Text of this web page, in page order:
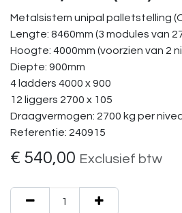
Metalsistem unipal palletstelling
Lengte: 8460mm (3 modules van
Hoogte: 4000mm (voorzien van 2
Diepte: 900mm
4 ladders 4000 x 900
12 liggers 2700 x 105
Draagvermogen: 2700 kg per
Referentie: 240915
€ 540,00 Exclusief btw